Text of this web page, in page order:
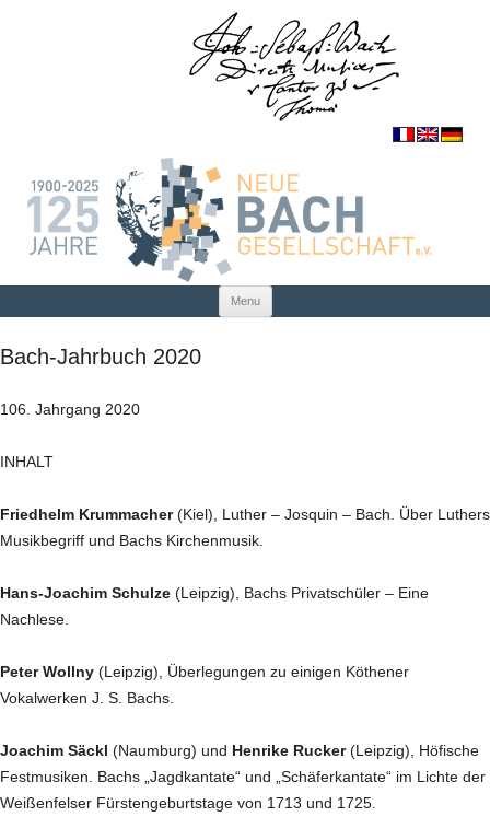
Menu Skip to content
Bach-Jahrbuch 2020
106. Jahrgang 2020
INHALT
Friedhelm Krummacher(Kiel), Luther – Josquin – Bach. Über Luthers
Musikbegriff und Bachs Kirchenmusik.
Hans-Joachim Schulze (Leipzig), Bachs Privatschüler – Eine
Nachlese.
Peter Wollny (Leipzig), Überlegungen zu einigen Köthener
Vokalwerken J. S. Bachs.
Joachim Säckl (Naumburg) und Henrike Rucker(Leipzig), Höfische
Festmusiken. Bachs „Jagdkantate“ und „Schäferkantate“ im Lichte der
Weißenfelser Fürstengeburtstage von 1713 und 1725.